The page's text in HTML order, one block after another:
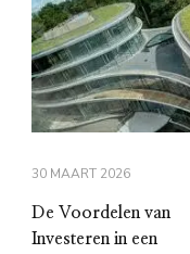
30 MAART 2026
De Voordelen van
Investeren in een